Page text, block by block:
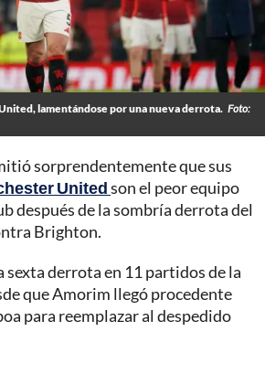
lamentándose por una nueva derrota. Foto:
sorprendentemente que sus
Unitedson el peor equipo
después de la sombría derrota del
Brighton.
sexta derrota en 11 partidos de la
que Amorim llegó procedente
para reemplazar al despedido